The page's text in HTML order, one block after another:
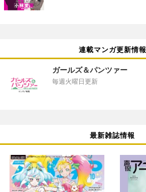
連載マンガ更新情報
ガールズ＆パンツァー
毎週火曜日更新
最新雑誌情報